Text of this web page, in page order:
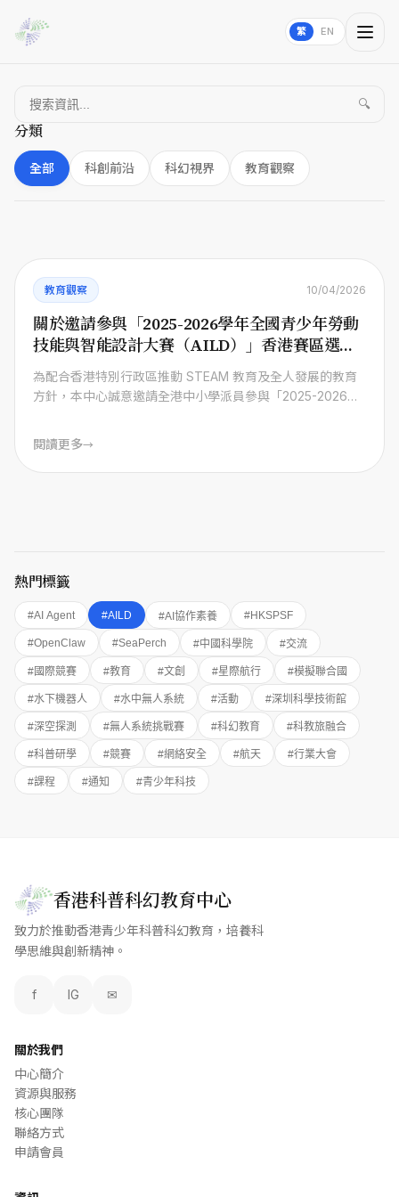
繁 EN
🔍
分類
全部 科創前沿 科幻視界 教育觀察
教育觀察 10/04/2026
關於邀請參與「2025-2026學年全國青少年勞動
技能與智能設計大賽（AILD）」香港賽區選拔
賽
為配合香港特別行政區推動 STEAM 教育及全人發展的教育
方針，本中心誠意邀請全港中小學派員參與「2025-2026學
選拔賽。
閱讀更多→
熱門標籤
#AI Agent #AILD #AI協作素養 #HKSPSF
#OpenClaw #SeaPerch #中國科學院 #交流
#國際競賽 #教育 #文創 #星際航行 #模擬聯合國
#水下機器人 #水中無人系統 #活動 #深圳科學技術館
#深空探測 #無人系統挑戰賽 #科幻教育 #科教旅融合
#科普研學 #競賽 #網絡安全 #航天 #行業大會
#課程 #通知 #青少年科技
香港科普科幻教育中心
致力於推動香港青少年科普科幻教育，培養科
學思維與創新精神。
f IG ✉
關於我們
中心簡介
資源與服務
核心團隊
聯絡方式
申請會員